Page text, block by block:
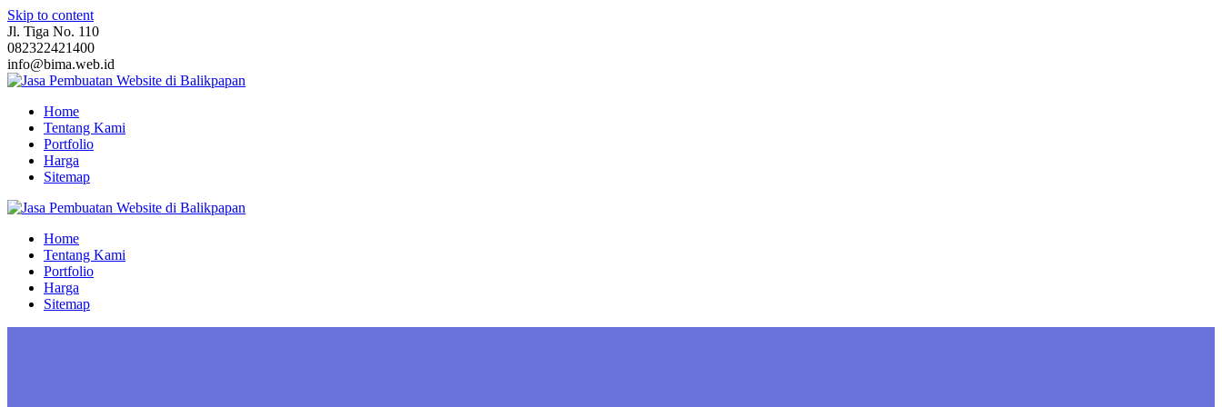
Skip to content
Jl. Tiga No. 110
082322421400
info@bima.web.id
Home
Tentang Kami
Portfolio
Harga
Sitemap
Home
Tentang Kami
Portfolio
Harga
Sitemap